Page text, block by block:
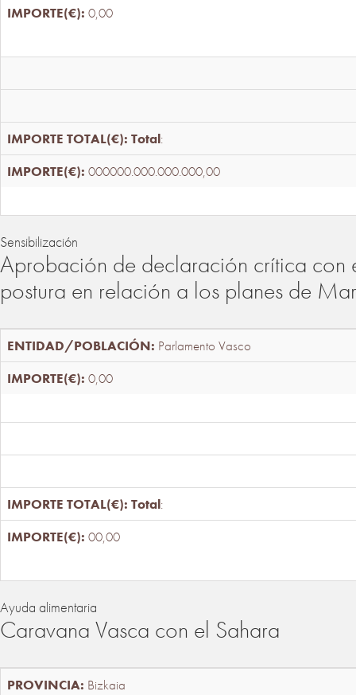
0,00
Total:
000000.000.000.000,00
Sensibilización
Aprobación de declaración crítica con
postura en relación a los planes de
Parlamento Vasco
0,00
Total:
00,00
Ayuda alimentaria
Caravana Vasca con el Sahara
Bizkaia